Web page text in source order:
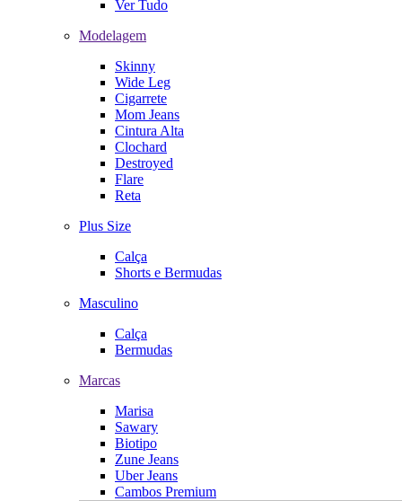
Ver Tudo
Modelagem
Skinny
Wide Leg
Cigarrete
Mom Jeans
Cintura Alta
Clochard
Destroyed
Flare
Reta
Plus Size
Calça
Shorts e Bermudas
Masculino
Calça
Bermudas
Marcas
Marisa
Sawary
Biotipo
Zune Jeans
Uber Jeans
Cambos Premium